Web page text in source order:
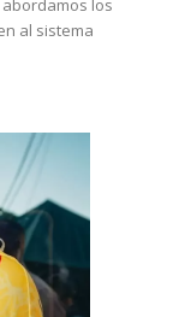
los
al sistema